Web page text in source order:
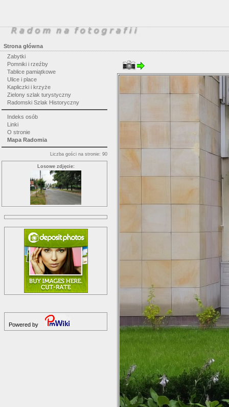
Strona główna
Zabytki
Pomniki i rzeźby
Tablice pamiątkowe
Ulice i place
Kapliczki i krzyże
Zielony szlak turystyczny
Radomski Szlak Historyczny
Indeks osób
Linki
O stronie
Mapa Radomia
Liczba gości na stronie: 90
Losowe zdjęcie:
Powered by